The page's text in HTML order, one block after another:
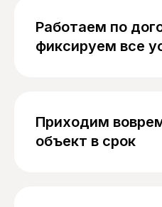
Работаем по
фиксируем все
Приходим
объект в срок